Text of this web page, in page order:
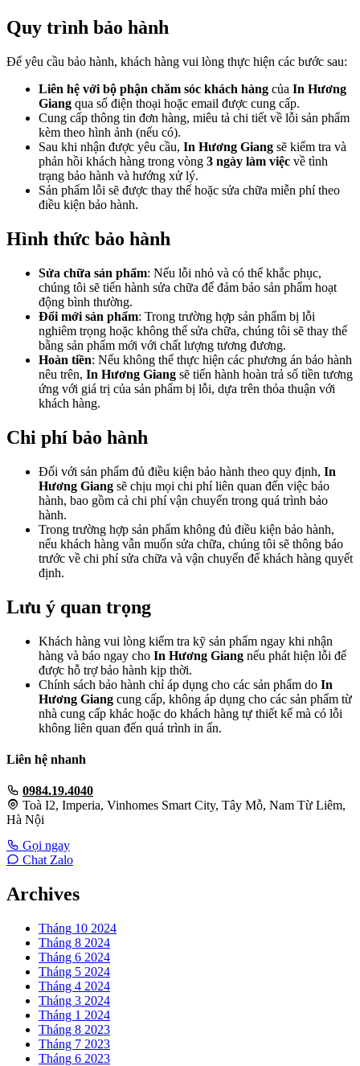
Quy trình bảo hành
Để yêu cầu bảo hành, khách hàng vui lòng thực hiện các bước sau:
Liên hệ với bộ phận chăm sóc khách hàng của In Hương
Giang qua số điện thoại hoặc email được cung cấp.
Cung cấp thông tin đơn hàng, miêu tả chi tiết về lỗi sản phẩm
kèm theo hình ảnh (nếu có).
Sau khi nhận được yêu cầu, In Hương Giang sẽ kiểm tra và
phản hồi khách hàng trong vòng 3 ngày làm việc về tình
trạng bảo hành và hướng xử lý.
Sản phẩm lỗi sẽ được thay thế hoặc sửa chữa miễn phí theo
điều kiện bảo hành.
Hình thức bảo hành
Sửa chữa sản phẩm: Nếu lỗi nhỏ và có thể khắc phục,
chúng tôi sẽ tiến hành sửa chữa để đảm bảo sản phẩm hoạt
động bình thường.
Đổi mới sản phẩm: Trong trường hợp sản phẩm bị lỗi
nghiêm trọng hoặc không thể sửa chữa, chúng tôi sẽ thay thế
bằng sản phẩm mới với chất lượng tương đương.
Hoàn tiền: Nếu không thể thực hiện các phương án bảo hành
nêu trên, In Hương Giang sẽ tiến hành hoàn trả số tiền tương
ứng với giá trị của sản phẩm bị lỗi, dựa trên thỏa thuận với
khách hàng.
Chi phí bảo hành
Đối với sản phẩm đủ điều kiện bảo hành theo quy định, In
Hương Giang sẽ chịu mọi chi phí liên quan đến việc bảo
hành, bao gồm cả chi phí vận chuyển trong quá trình bảo
hành.
Trong trường hợp sản phẩm không đủ điều kiện bảo hành,
nếu khách hàng vẫn muốn sửa chữa, chúng tôi sẽ thông báo
trước về chi phí sửa chữa và vận chuyển để khách hàng quyết
định.
Lưu ý quan trọng
Khách hàng vui lòng kiểm tra kỹ sản phẩm ngay khi nhận
hàng và báo ngay cho In Hương Giang nếu phát hiện lỗi để
được hỗ trợ bảo hành kịp thời.
Chính sách bảo hành chỉ áp dụng cho các sản phẩm do In
Hương Giang cung cấp, không áp dụng cho các sản phẩm từ
nhà cung cấp khác hoặc do khách hàng tự thiết kế mà có lỗi
không liên quan đến quá trình in ấn.
Liên hệ nhanh
0984.19.4040
Toà I2, Imperia, Vinhomes Smart City, Tây Mỗ, Nam Từ Liêm,
Hà Nội
Gọi ngay
Chat Zalo
Archives
Tháng 10 2024
Tháng 8 2024
Tháng 6 2024
Tháng 5 2024
Tháng 4 2024
Tháng 3 2024
Tháng 1 2024
Tháng 8 2023
Tháng 7 2023
Tháng 6 2023